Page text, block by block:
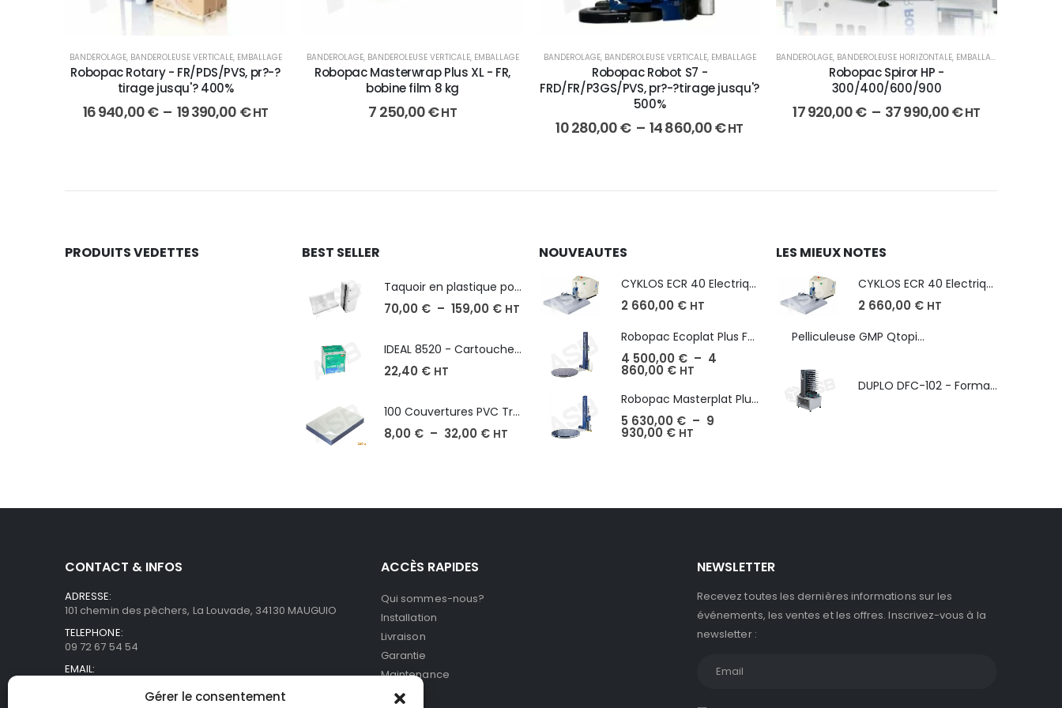
Gérer le consentement
BANDEROLAGE, BANDEROLEUSE VERTICALE, EMBALLAGE
Robopac Rotary - FR/PDS/PVS, pr?-?
tirage jusqu'? 400%
16 940,00€ – 19 390,00 €HT
BANDEROLAGE, BANDEROLEUSE VERTICALE, EMBALLAGE
Robopac Masterwrap Plus XL - FR,
bobine film 8 kg
7 250,00€HT
BANDEROLAGE, BANDEROLEUSE VERTICALE, EMBALLAGE
Robopac Robot S7 -
FRD/FR/P3GS/PVS, pr?-?tirage jusqu'?
500%
10 280,00€ – 14 860,00€HT
BANDEROLAGE, BANDEROLEUSE HORIZONTALE, EMBALLAGE
Robopac Spiror HP -
300/400/600/900
17 920,00€ – 37 990,00€HT
PRODUITS VEDETTES BEST SELLER
Taquoir en plastique pour Massicot
70,00 € – 159,00 € HT
IDEAL 8520 - Cartouche de 2000 agrafes
22,40 € HT
100 Couvertures PVC Transparent, Format A3-A4-A5
8,00 € – 32,00 € HT
NOUVEAUTES
CYKLOS ECR 40 Electrique - Format A3, plusieurs unités coupe
2 660,00 € HT
Robopac Ecoplat Plus FR/FRD, frein à tension mécanique
4 500,00 € – 4
860,00 € HT
Robopac Masterplat Plus - FRD/PGS, ?conomie et performance
5 630,00 € – 9
930,00 € HT
LES MIEUX NOTES
CYKLOS ECR 40 Electrique - Format A3, plusieurs unités coupe
2 660,00 € HT
Pelliculeuse GMP Qtopic 380 d'occasion
DUPLO DFC-102 - Format max. SRA3 - épaisseur de 50 à 130g/m
CONTACT & INFOS
ADRESSE:
101 chemin des pêchers, La Louvade, 34130 MAUGUIO
TELEPHONE:
09 72 67 54 54
EMAIL:
ACCÈS RAPIDES
Qui sommes-nous?
Installation
Livraison
Garantie
Maintenance
SAV
NEWSLETTER
Recevez toutes les dernières informations sur les
événements, les ventes et les offres. Inscrivez-vous à la
newsletter :